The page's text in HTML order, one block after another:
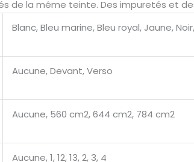
de la même teinte. Des impuretés et
Blanc, Bleu marine, Bleu royal, Jaune,
Aucune, Devant, Verso
Aucune, 560 cm2, 644 cm2, 784 cm2
Aucune, 1, 12, 13, 2, 3, 4